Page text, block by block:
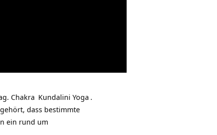
Chakra Kundalini Yoga .
dass bestimmte
ein rund um